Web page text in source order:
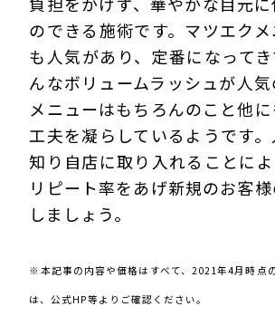
のできる施術です。マツエク
も人気があり、定番になって
んなボリュームラッシュが人気
メニューはもちろんのこと他
工夫を凝らしているようです
知り自店に取り入れることに
リピート率をあげ新規のお客
しましょう。
※本記事の内容や価格はすべて、2021年4月時点
は、公式HP等よりご確認ください。